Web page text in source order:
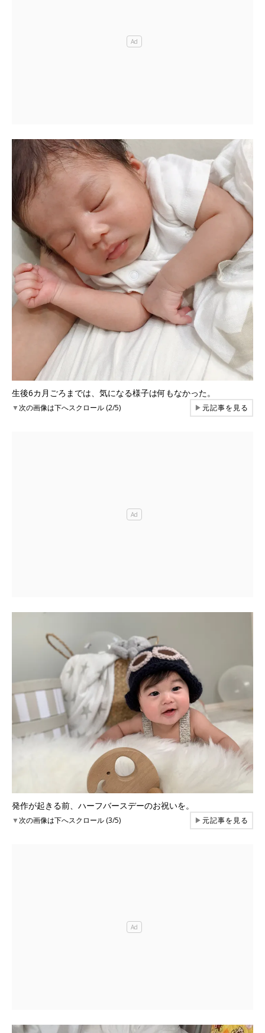
生後6カ月ごろまでは、気になる様子は何もなかった。
▼次の画像は下へスクロール (2/5) ▶元記事を見る
発作が起きる前、ハーフバースデーのお祝いを。
▼次の画像は下へスクロール (3/5) ▶元記事を見る